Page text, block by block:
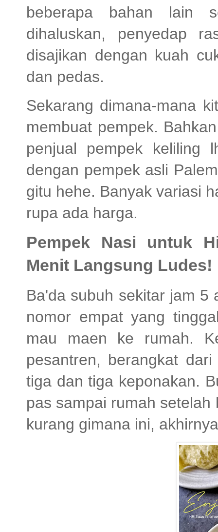
beberapa bahan lain
dihaluskan, penyedap
disajikan dengan kuah
dan pedas.
Sekarang dimana-mana
membuat pempek.
penjual pempek keliling
dengan pempek asli
gitu hehe. Banyak variasi
rupa ada harga.
Pempek Nasi untuk
Menit Langsung Ludes!
Ba'da subuh sekitar jam 5
nomor empat yang
mau maen ke rumah.
pesantren, berangkat
tiga dan tiga keponakan.
pas sampai rumah
kurang gimana ini,